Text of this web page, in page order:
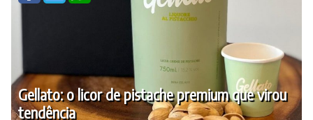
Gellato: o licor de pistache premium que virou
tendência